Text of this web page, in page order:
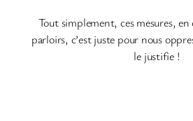
Tout simplement, ces mesures, en
parloirs, c’est juste pour nous
le justifie !